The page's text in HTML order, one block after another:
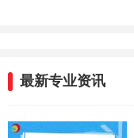
最新专业资讯